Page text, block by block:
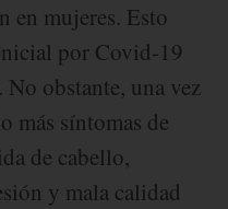
en mujeres. Esto
por Covid-19
No obstante, una vez
más síntomas de
de cabello,
y mala calidad